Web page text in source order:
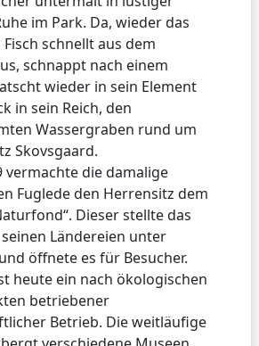
im Park. Da, wieder das
schnellt aus dem
schnappt nach einem
wieder in sein Element
in sein Reich, den
Wassergraben rund um
Skovsgaard.
vermachte die damalige
Fuglede den Herrensitz dem
Dieser stellte das
Ländereien unter
öffnete es für Besucher.
heute ein nach ökologischen
betriebener
Betrieb. Die weitläufige